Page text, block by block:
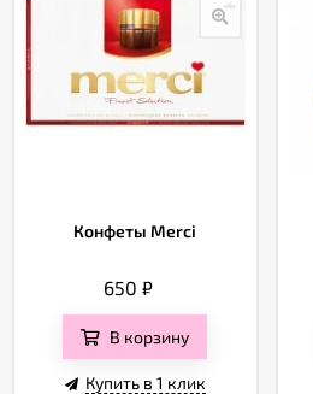
Конфеты Merci
650 ₽
В корзину
Купить в 1 клик